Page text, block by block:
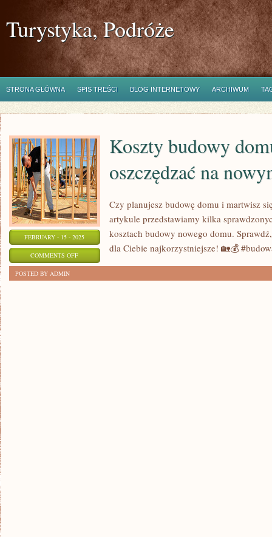
Turystyka, Podróże
STRONA GŁÓWNA SPIS TREŚCI BLOG INTERNETOWY ARCHIWUM
FEBRUARY - 15 - 2025
COMMENTS OFFON
Koszty budowy
oszczędzać na
Czy planujesz budowę domu i martwisz
artykule przedstawiamy kilka
kosztach budowy nowego domu.
dla Ciebie najkorzystniejsze! 🏡💰
POSTED BY ADMIN